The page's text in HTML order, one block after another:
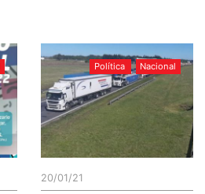
Política Nacional
20/01/21